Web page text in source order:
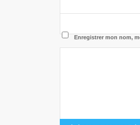
Enregistrer mon nom,